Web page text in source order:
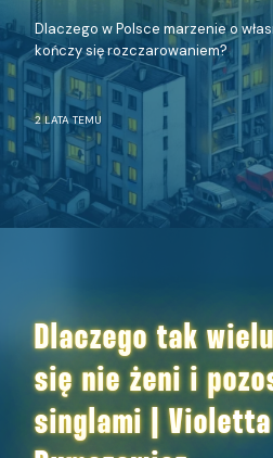
Dlaczego w Polsce marzenie o
kończy się rozczarowaniem?
2 LATA TEMU
Dlaczego tak
się nie żeni i
singlami | Violetta